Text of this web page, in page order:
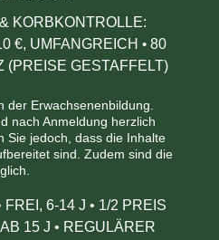
KORBKONTROLLE:
€, UMFANGREICH •80
(PREISE GESTAFFELT)
der Erwachsenenbildung.
nach Anmeldung herzlich
Sie jedoch, dass die Inhalte
sind. Zudem sind die
FREI,6-14 J• 1/2 PREIS
15 J• REGULÄRER